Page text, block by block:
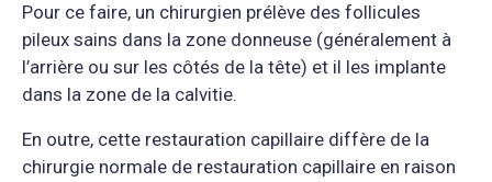
Pour ce faire, un chirurgien prélève des follicules
pileux sains dans la zone donneuse (généralement à
l’arrière ou sur les côtés de la tête) et il les implante
dans la zone de la calvitie.
En outre, cette restauration capillaire diffère de la
chirurgie normale de restauration capillaire en raison